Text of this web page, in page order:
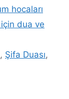
hocaları
dua ve
, Şifa Duası,